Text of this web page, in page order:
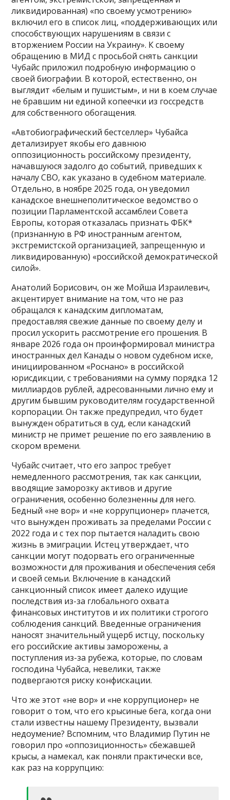
ликвидированная) «по своему усмотрению»
включил его в список лиц, «поддерживающих или
способствующих нарушениям в связи с
вторжением России на Украину». К своему
обращению в МИД с просьбой снять санкции
Чубайс приложил подробную информацию о
своей биографии. В которой, естественно, он
выглядит «белым и пушистым», и ни в коем случае
не бравшим ни единой копеечки из госсредств
для собственного обогащения.
«Автобиографический бестселлер» Чубайса
детализирует якобы его давнюю
оппозиционность российскому президенту,
начавшуюся задолго до событий, приведших к
началу СВО, как указано в судебном материале.
Отдельно, в ноябре 2025 года, он уведомил
канадское внешнеполитическое ведомство о
позиции Парламентской ассамблеи Совета
Европы, которая отказалась признать ФБК*
(признанную в РФ иностранным агентом,
экстремистской организацией, запрещенную и
ликвидированную) «российской демократической
силой».
Анатолий Борисович, он же Мойша Израилевич,
акцентирует внимание на том, что не раз
обращался к канадским дипломатам,
предоставляя свежие данные по своему делу и
просил ускорить рассмотрение его прошения. В
январе 2026 года он проинформировал министра
иностранных дел Канады о новом судебном иске,
инициированном «Роснано» в российской
юрисдикции, с требованиями на сумму порядка 12
миллиардов рублей, адресованными лично ему и
другим бывшим руководителям государственной
корпорации. Он также предупредил, что будет
вынужден обратиться в суд, если канадский
министр не примет решение по его заявлению в
скором времени.
Чубайс считает, что его запрос требует
немедленного рассмотрения, так как санкции,
вводящие заморозку активов и другие
ограничения, особенно болезненны для него.
Бедный «не вор» и «не коррупционер» плачется,
что вынужден проживать за пределами России с
2022 года и с тех пор пытается наладить свою
жизнь в эмиграции. Истец утверждает, что
санкции могут подорвать его ограниченные
возможности для проживания и обеспечения себя
и своей семьи. Включение в канадский
санкционный список имеет далеко идущие
последствия из-за глобального охвата
финансовых институтов и их политики строгого
соблюдения санкций. Введенные ограничения
наносят значительный ущерб истцу, поскольку
его российские активы заморожены, а
поступления из-за рубежа, которые, по словам
господина Чубайса, невелики, также
подвергаются риску конфискации.
Что же этот «не вор» и «не коррупционер» не
говорит о том, что его крысиные бега, когда они
стали известны нашему Президенту, вызвали
недоумение? Вспомним, что Владимир Путин не
говорил про «оппозиционность» сбежавшей
крысы, а намекал, как поняли практически все,
как раз на коррупцию: